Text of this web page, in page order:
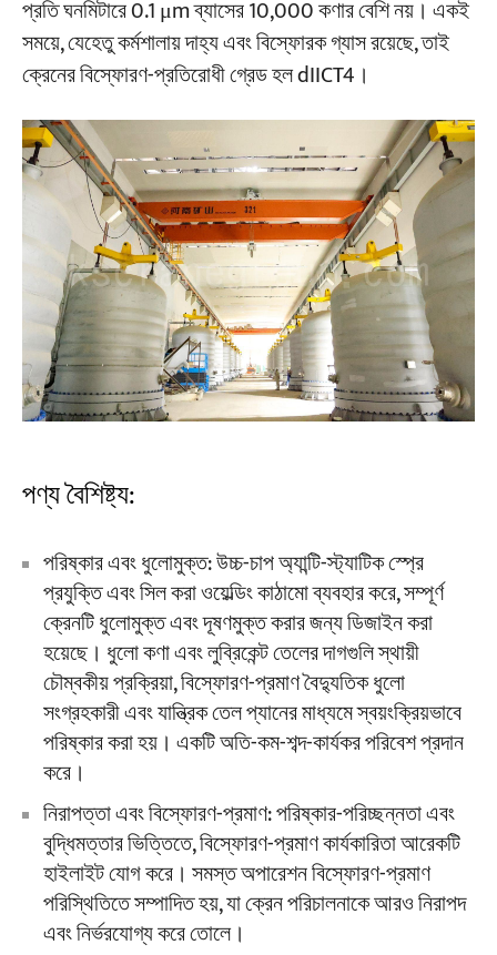
প্রতি ঘনমিটারে 0.1 μm ব্যাসের 10,000 কণার বেশি নয়। একই
সময়ে, যেহেতু কর্মশালায় দাহ্য এবং বিস্ফোরক গ্যাস রয়েছে, তাই
ক্রেনের বিস্ফোরণ-প্রতিরোধী গ্রেড হল dIICT4।
পণ্য বৈশিষ্ট্য:
পরিষ্কার এবং ধুলোমুক্ত: উচ্চ-চাপ অ্যান্টি-স্ট্যাটিক স্প্রে
প্রযুক্তি এবং সিল করা ওয়েল্ডিং কাঠামো ব্যবহার করে, সম্পূর্ণ
ক্রেনটি ধুলোমুক্ত এবং দূষণমুক্ত করার জন্য ডিজাইন করা
হয়েছে। ধুলো কণা এবং লুব্রিকেন্ট তেলের দাগগুলি স্থায়ী
চৌম্বকীয় প্রক্রিয়া, বিস্ফোরণ-প্রমাণ বৈদ্যুতিক ধুলো
সংগ্রহকারী এবং যান্ত্রিক তেল প্যানের মাধ্যমে স্বয়ংক্রিয়ভাবে
পরিষ্কার করা হয়। একটি অতি-কম-শব্দ-কার্যকর পরিবেশ প্রদান
করে।
নিরাপত্তা এবং বিস্ফোরণ-প্রমাণ: পরিষ্কার-পরিচ্ছন্নতা এবং
বুদ্ধিমত্তার ভিত্তিতে, বিস্ফোরণ-প্রমাণ কার্যকারিতা আরেকটি
হাইলাইট যোগ করে। সমস্ত অপারেশন বিস্ফোরণ-প্রমাণ
পরিস্থিতিতে সম্পাদিত হয়, যা ক্রেন পরিচালনাকে আরও নিরাপদ
এবং নির্ভরযোগ্য করে তোলে।